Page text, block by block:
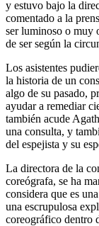
y estuvo bajo la
comentado a la
ser luminoso o muy
de ser según la
Los asistentes
la historia de un
algo de su pasado,
ayudar a remediar
también acude
una consulta, y
del espejista y su
La directora de la
coreógrafa, se ha
considera que es
una escrupulosa
coreográfico dentro